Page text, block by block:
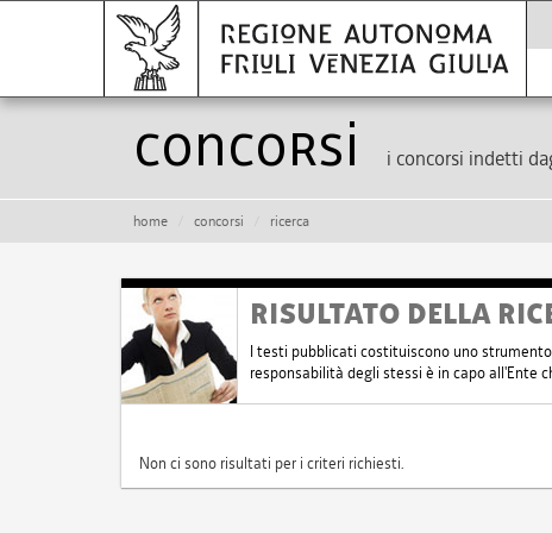
Concorsi i concorsi indetti
home concorsi ricerca
RISULTATO DELLA
I testi pubblicati costituiscono uno
responsabilità degli stessi è in capo all'Ente
Non ci sono risultati per i criteri richiesti.